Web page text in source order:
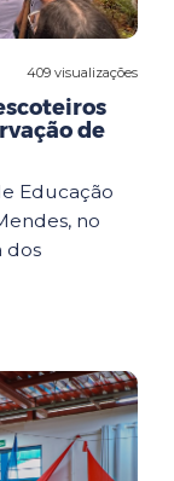
409 visualizações
de
Educação
no
dos